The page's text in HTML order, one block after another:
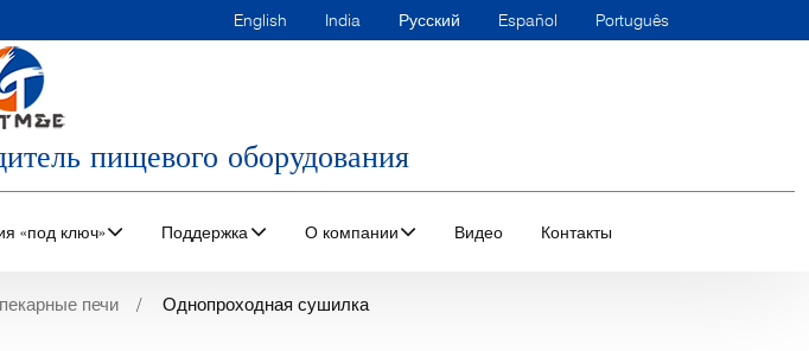
English India Русский Español Português
пищевого оборудования
«под ключ» Поддержка О компании Видео Контакты
печи Однопроходная сушилка